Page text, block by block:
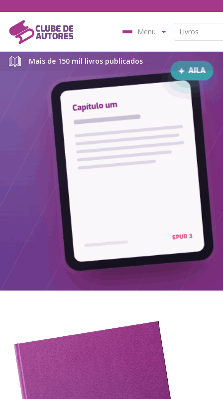
Menu
Mais de 150 mil livros publicados